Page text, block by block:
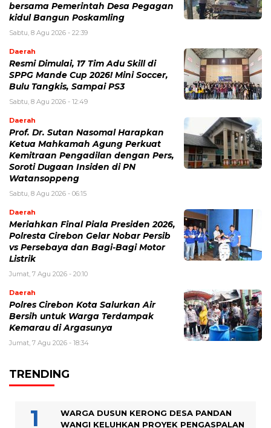
bersama Pemerintah Desa Pegagan
kidul Bangun Poskamling
Sabtu, 8 Agu 2026 - 22:39
Daerah
Resmi Dimulai, 17 Tim Adu Skill di
SPPG Mande Cup 2026! Mini Soccer,
Bulu Tangkis, Sampai PS3
Sabtu, 8 Agu 2026 - 12:49
Daerah
Prof. Dr. Sutan Nasomal Harapkan
Ketua Mahkamah Agung Perkuat
Kemitraan Pengadilan dengan Pers,
Soroti Dugaan Insiden di PN
Watansoppeng
Sabtu, 8 Agu 2026 - 06:15
Daerah
Meriahkan Final Piala Presiden 2026,
Polresta Cirebon Gelar Nobar Persib
vs Persebaya dan Bagi-Bagi Motor
Listrik
Jumat, 7 Agu 2026 - 20:10
Daerah
Polres Cirebon Kota Salurkan Air
Bersih untuk Warga Terdampak
Kemarau di Argasunya
Jumat, 7 Agu 2026 - 18:34
TRENDING
WARGA DUSUN KERONG DESA PANDAN
WANGI KELUHKAN PROYEK PENGASPALAN